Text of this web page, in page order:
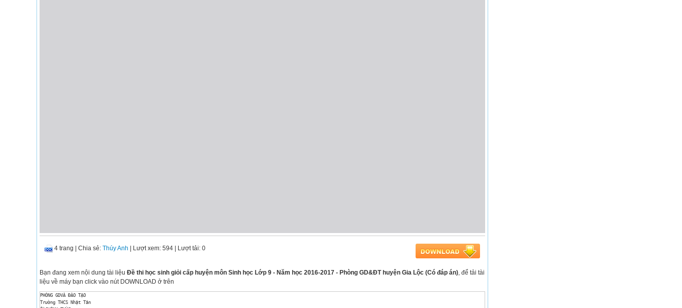
4 trang Chia sẻ: Thúy Anh | Lượt xem: 594 | Lượt tải: 0
Bạn đang xem nội dung tài liệu Đề thi học sinh giỏi cấp huyện môn Sinh học Lớp 9 - Năm học 2016-2017 - Phòng GD&ĐT huyện Gia Lộc (Có đáp án), để tải tài
liệu về máy bạn click vào nút DOWNLOAD ở trên
PHÒNG GDVÀ ĐÀO TẠO
Trường THCS Nhật Tân